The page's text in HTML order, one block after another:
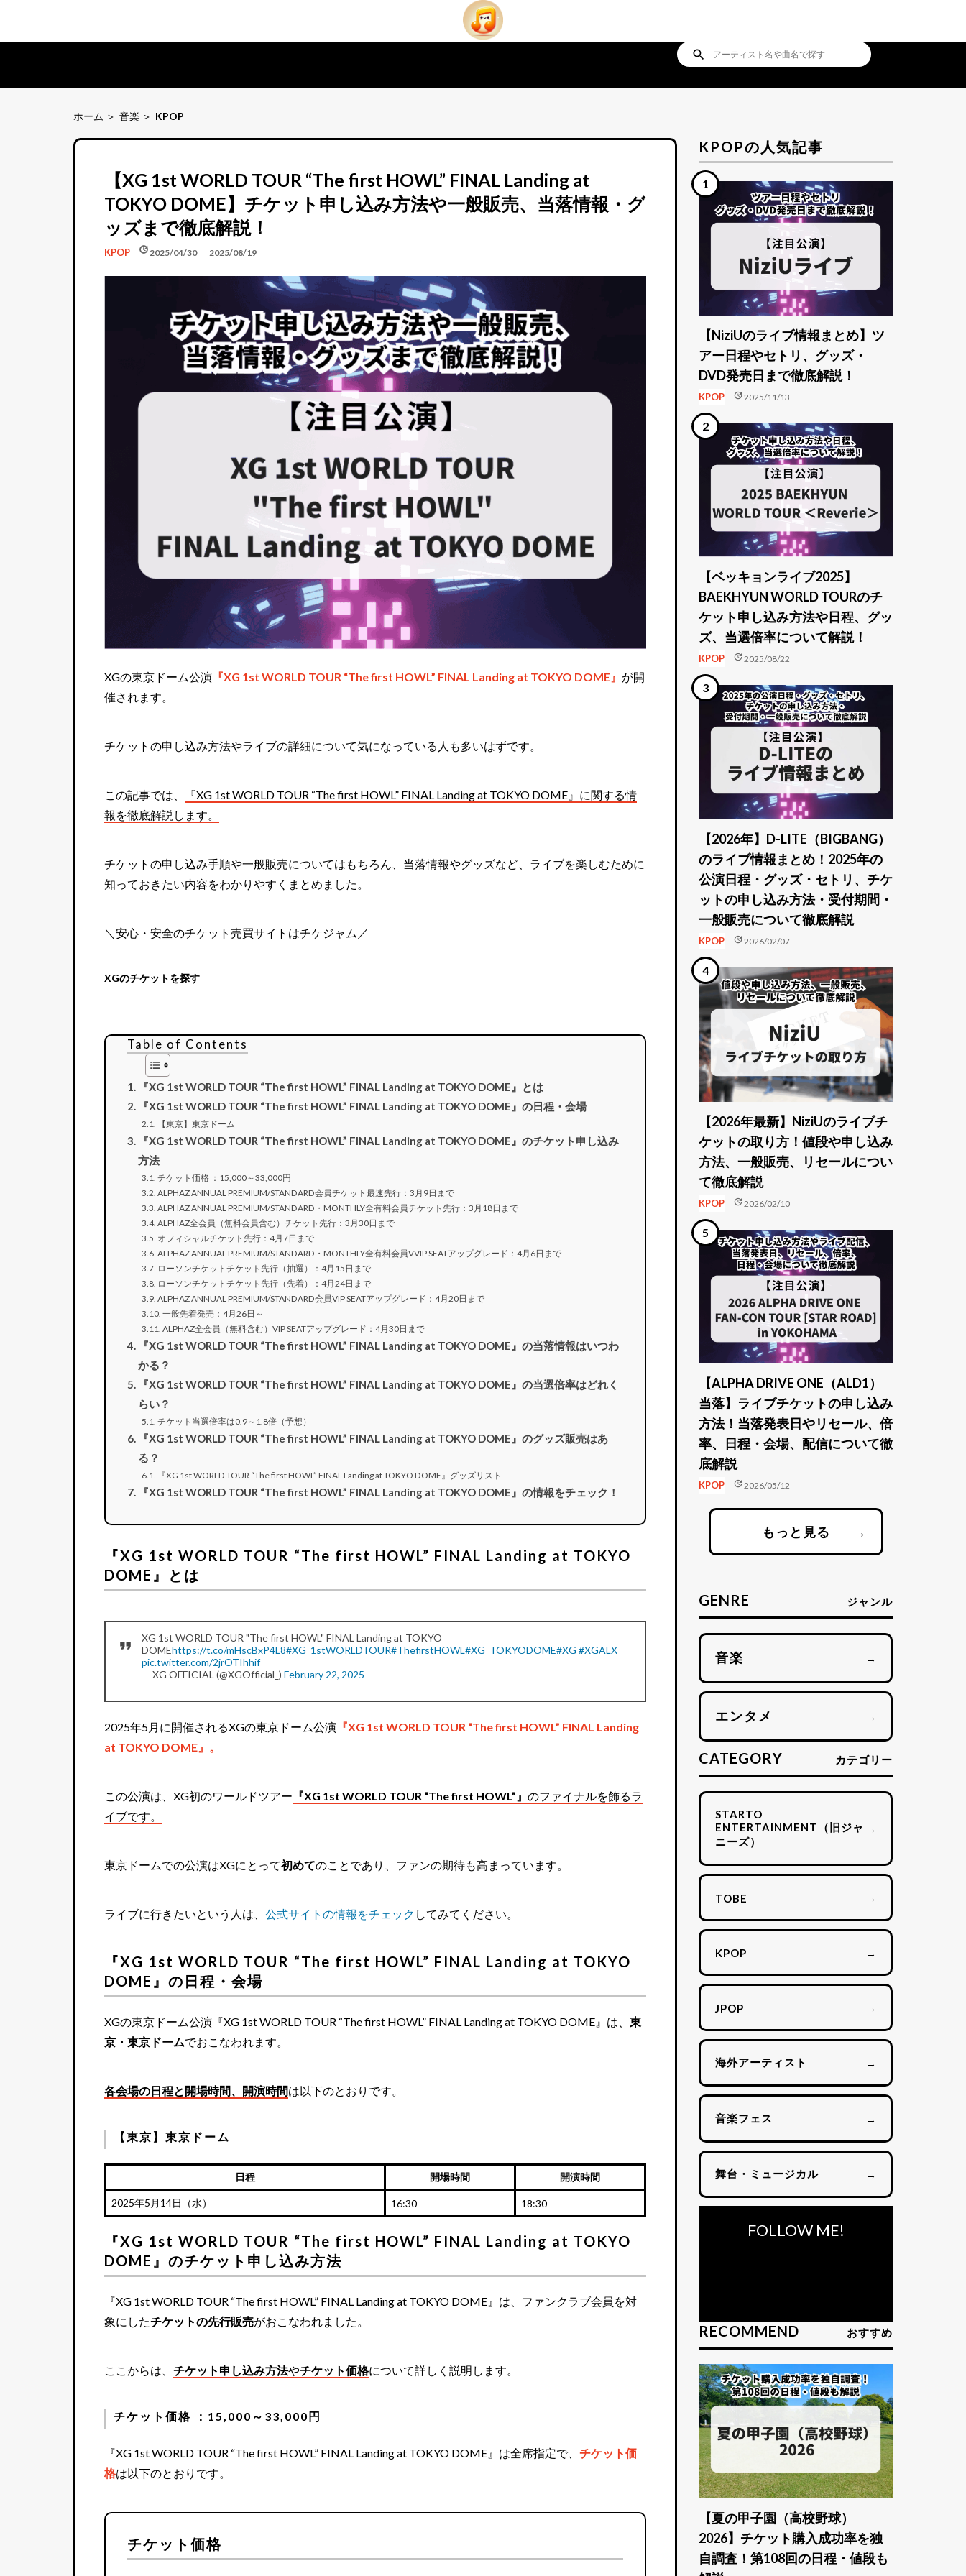
search
ホーム 音楽 KPOP
【XG 1st WORLD TOUR “The first HOWL” FINAL Landing at
TOKYO DOME】チケット申し込み方法や一般販売、当落情報・グ
ッズまで徹底解説！
KPOP schedule2025/04/30
update 2025/08/19
XGの東京ドーム公演 『XG 1st WORLD TOUR “The first HOWL” FINAL Landing at TOKYO DOME』 が開
催されます。
チケットの申し込み方法やライブの詳細について気になっている人も多いはずです。
この記事では、
『XG 1st WORLD TOUR “The first HOWL” FINAL Landing at TOKYO DOME』に関する情
報を徹底解説します。
チケットの申し込み手順や一般販売についてはもちろん、当落情報やグッズなど、ライブを楽しむために
知っておきたい内容をわかりやすくまとめました。
＼安心・安全のチケット売買サイトはチケジャム／
XGのチケットを探す
Table of Contents
『XG 1st WORLD TOUR “The first HOWL” FINAL Landing at TOKYO DOME』とは
『XG 1st WORLD TOUR “The first HOWL” FINAL Landing at TOKYO DOME』の日程・会場
【東京】東京ドーム
『XG 1st WORLD TOUR “The first HOWL” FINAL Landing at TOKYO DOME』のチケット申し込み
方法
チケット価格 ：15,000～33,000円
ALPHAZ ANNUAL PREMIUM/STANDARD会員チケット最速先行：3月9日まで
ALPHAZ ANNUAL PREMIUM/STANDARD・MONTHLY全有料会員チケット先行：3月18日まで
ALPHAZ全会員（無料会員含む）チケット先行：3月30日まで
オフィシャルチケット先行：4月7日まで
ALPHAZ ANNUAL PREMIUM/STANDARD・MONTHLY全有料会員VVIP SEATアップグレード：4月6日まで
ローソンチケットチケット先行（抽選）：4月15日まで
ローソンチケットチケット先行（先着）：4月24日まで
ALPHAZ ANNUAL PREMIUM/STANDARD会員VIP SEATアップグレード：4月20日まで
一般先着発売：4月26日～
ALPHAZ全会員（無料含む）VIP SEATアップグレード：4月30日まで
『XG 1st WORLD TOUR “The first HOWL” FINAL Landing at TOKYO DOME』の当落情報はいつわ
かる？
『XG 1st WORLD TOUR “The first HOWL” FINAL Landing at TOKYO DOME』の当選倍率はどれく
らい？
チケット当選倍率は0.9～1.8倍（予想）
『XG 1st WORLD TOUR “The first HOWL” FINAL Landing at TOKYO DOME』のグッズ販売はあ
る？
『XG 1st WORLD TOUR “The first HOWL” FINAL Landing at TOKYO DOME』グッズリスト
『XG 1st WORLD TOUR “The first HOWL” FINAL Landing at TOKYO DOME』の情報をチェック！
『XG 1st WORLD TOUR “The first HOWL” FINAL Landing at TOKYO
DOME』とは
XG 1st WORLD TOUR "The first HOWL" FINAL Landing at TOKYO
DOMEhttps://t.co/mHscBxP4L8#XG_1stWORLDTOUR#ThefirstHOWL#XG_TOKYODOME#XG #XGALX
pic.twitter.com/2jrOTIhhif
— XG OFFICIAL (@XGOfficial_) February 22, 2025
2025年5月に開催されるXGの東京ドーム公演 『XG 1st WORLD TOUR “The first HOWL” FINAL Landing
at TOKYO DOME』。
この公演は、XG初のワールドツアー 『XG 1st WORLD TOUR “The first HOWL”』 のファイナルを飾るラ
イブです。
東京ドームでの公演はXGにとって初めてのことであり、ファンの期待も高まっています。
ライブに行きたいという人は、 公式サイトの情報をチェック してみてください。
『XG 1st WORLD TOUR “The first HOWL” FINAL Landing at TOKYO
DOME』の日程・会場
XGの東京ドーム公演『XG 1st WORLD TOUR “The first HOWL” FINAL Landing at TOKYO DOME』は、 東
京・東京ドームでおこなわれます。
各会場の日程と開場時間、開演時間は以下のとおりです。
【東京】東京ドーム
日程 開場時間 開演時間
2025年5月14日（水） 16:30 18:30
『XG 1st WORLD TOUR “The first HOWL” FINAL Landing at TOKYO
DOME』のチケット申し込み方法
『XG 1st WORLD TOUR “The first HOWL” FINAL Landing at TOKYO DOME』は、ファンクラブ会員を対
象にしたチケットの先行販売がおこなわれました。
ここからは、 チケット申し込み方法やチケット価格について詳しく説明します。
チケット価格 ：15,000～33,000円
『XG 1st WORLD TOUR “The first HOWL” FINAL Landing at TOKYO DOME』は全席指定で、 チケット価
格は以下のとおりです。
チケット価格
KPOPの人気記事
【NiziUのライブ情報まとめ】ツ
アー日程やセトリ、グッズ・
DVD発売日まで徹底解説！
KPOP update2025/11/13
【ベッキョンライブ2025】
BAEKHYUN WORLD TOURのチ
ケット申し込み方法や日程、グッ
ズ、当選倍率について解説！
KPOP update2025/08/22
【2026年】D-LITE（BIGBANG）
のライブ情報まとめ！2025年の
公演日程・グッズ・セトリ、チケ
ットの申し込み方法・受付期間・
一般販売について徹底解説
KPOP update2026/02/07
【2026年最新】NiziUのライブチ
ケットの取り方！値段や申し込み
方法、一般販売、リセールについ
て徹底解説
KPOP update2026/02/10
【ALPHA DRIVE ONE（ALD1）
当落】ライブチケットの申し込み
方法！当落発表日やリセール、倍
率、日程・会場、配信について徹
底解説
KPOP update2026/05/12
もっと見る →
GENRE ジャンル
音楽 →
エンタメ →
CATEGORY カテゴリー
STARTO
ENTERTAINMENT（旧ジャ
ニーズ）
→
TOBE →
KPOP →
JPOP →
海外アーティスト →
音楽フェス →
舞台・ミュージカル →
FOLLOW ME!
RECOMMEND おすすめ
【夏の甲子園（高校野球）
2026】チケット購入成功率を独
自調査！第108回の日程・値段も